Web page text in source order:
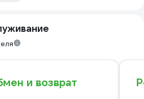
и возврат